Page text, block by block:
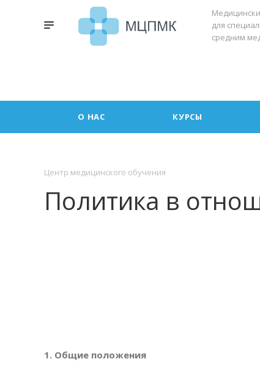
для
средним
О НАС КУРСЫ
Центр медицинского обучения
Политика в
1. Общие положения